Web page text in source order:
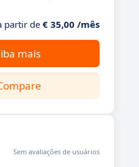
partir de€ 35,00 /mês
mais
Sem avaliações de usuários